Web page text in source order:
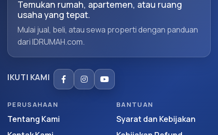
Temukan rumah, apartemen, atau ruang
usaha yang tepat.
Mulai jual, beli, atau sewa properti dengan panduan
dari IDRUMAH.com.
IKUTI KAMI
PERUSAHAAN
Tentang Kami
BANTUAN
Syarat dan Kebijakan